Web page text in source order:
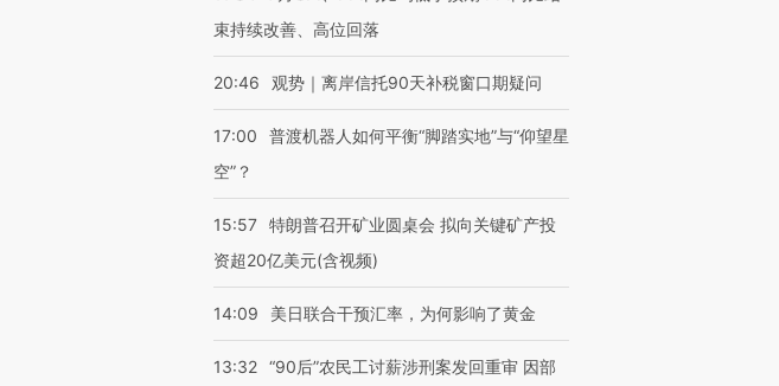
束持续改善、高位回落
20:46 观势｜离岸信托90天补税窗口期疑问
17:00
普渡机器人如何平衡“脚踏实地”与“仰望星
空”？
15:57 特朗普召开矿业圆桌会 拟向关键矿产投
资超20亿美元(含视频)
14:09 美日联合干预汇率，为何影响了黄金
13:32 “90后”农民工讨薪涉刑案发回重审 因部